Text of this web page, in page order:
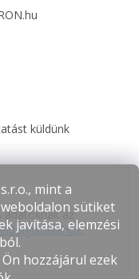
mint a
sütiket
javítása, elemzési
hozzájárul ezek
küldünk
adatoknak az